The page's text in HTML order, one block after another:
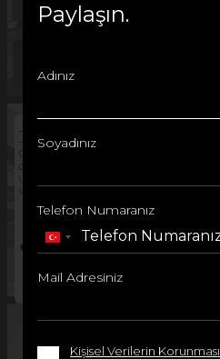
SCROLL
Paylaşın.
Adınız
Soyadınız
Telefon Numaranız
Turkey
Mail Adresiniz
Kişisel Verilerin Korunması